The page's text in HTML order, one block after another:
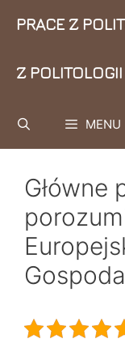
PRACE Z
Z POLITOLOGII
MENU
Główne